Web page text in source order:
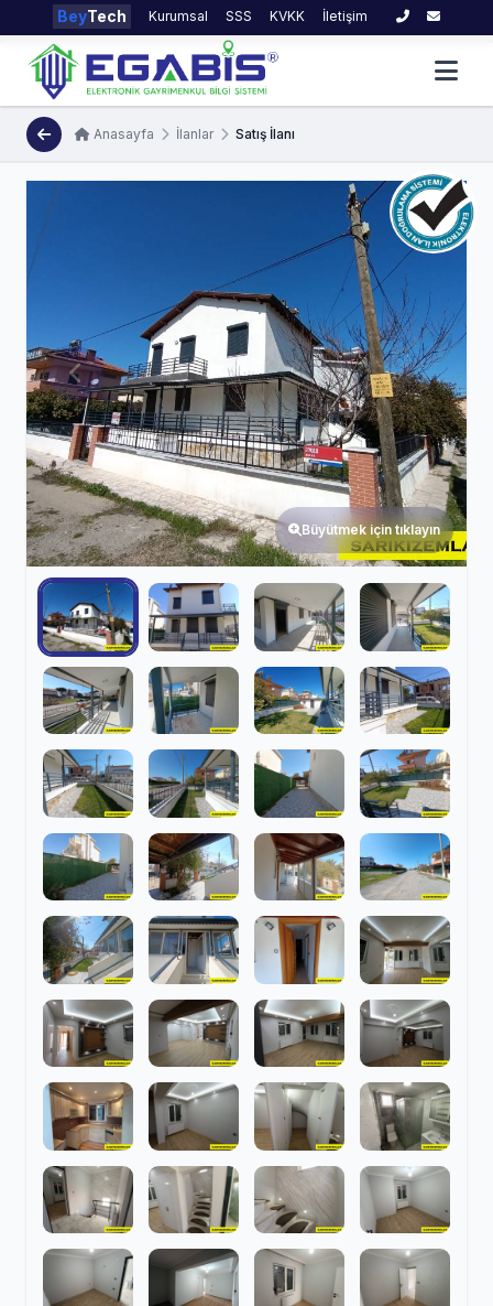
BeyTech Kurumsal SSS KVKK İletişim
Anasayfa İlanlar Satış İlanı
Büyütmek için tıklayın